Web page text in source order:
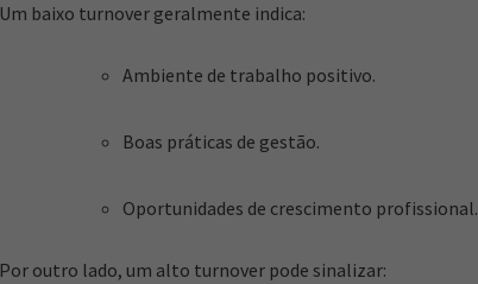
Um baixo turnover geralmente indica:
Ambiente de trabalho positivo.
Boas práticas de gestão.
Oportunidades de crescimento profissional.
Por outro lado, um alto turnover pode sinalizar: